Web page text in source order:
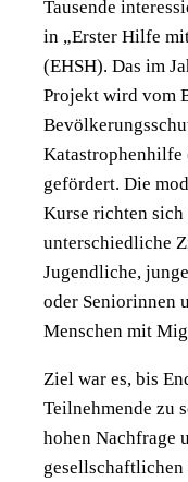
Tausende
in „Erster Hilfe
(EHSH). Das im
Projekt wird vom
gefördert. Die
Kurse richten sich
unterschiedliche
Jugendliche,
oder Seniorinnen
Menschen mit
Ziel war es, bis
Teilnehmende zu
hohen Nachfrage
gesellschaftlichen